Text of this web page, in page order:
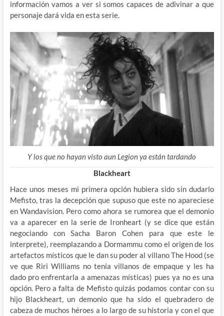
información vamos a ver si somos capaces de adivinar a que
personaje dará vida en esta serie.
Y los que no hayan visto aun Legion ya están tardando
Blackheart
Hace unos meses mi primera opción hubiera sido sin dudarlo
Mefisto, tras la decepción que supuso que este no apareciese
en Wandavision. Pero como ahora se rumorea que el demonio
va a aparecer en la serie de Ironheart (y se dice que están
negociando con Sacha Baron Cohen para que este le
interprete), reemplazando a Dormammu como el origen de los
artefactos místicos que le dan su poder al villano The Hood (se
ve que Riri Williams no tenia villanos de empaque y les ha
dado pro enfrentarla a amenazas místicas) pues ya no es una
opción. Pero a falta de Mefisto quizás podamos contar con su
hijo Blackheart, un demonio que ha sido el quebradero de
cabeza de muchos héroes a lo largo de su historia y con el que